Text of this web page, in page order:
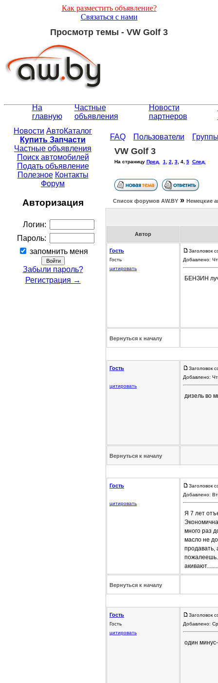
Как разместить объявление?
Связаться с нами
Просмотр темы - VW Golf 3
На
главную
Частные
объявления
Новости
партнеров
Новости АвтоКаталог
Купить Запчасти
Частные объявления
Поиск автомобилей
Подать объявление
Полезное Контакты
Форум
Авторизация
Логин:
Пароль:
запомнить меня
Забыли пароль?
Регистрация →
FAQ Пользователи
VW Golf 3
На страницу Пред. 1 2 3, 4, 5 След.
Список форумов АW.BY » Немецкие
Автор
Гость
Гость
цитировать
Заголовок
Добавлено:
БЕНЗИН
Вернуться к началу
Гость
цитировать
Заголовок
Добавлено:
дизель во
Вернуться к началу
Гость
цитировать
Заголовок
Добавлено:
Я 7 лет
много раз
масло не
продавать,
пожалеешь.
Вернуться к началу
Гость
Гость
цитировать
Заголовок
Добавлено:
один